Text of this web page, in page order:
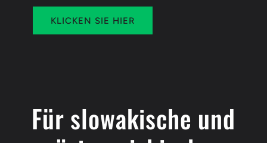
KLICKEN SIE HIER
Für slowakische und